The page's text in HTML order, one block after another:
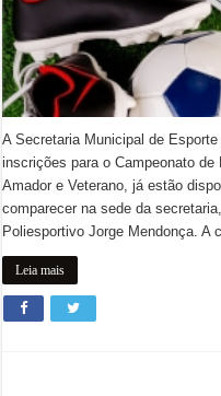
A Secretaria Municipal de
inscrições para o Campeonato
Amador e Veterano, já estão
comparecer na sede da
Poliesportivo Jorge Mendonça. A
Leia mais